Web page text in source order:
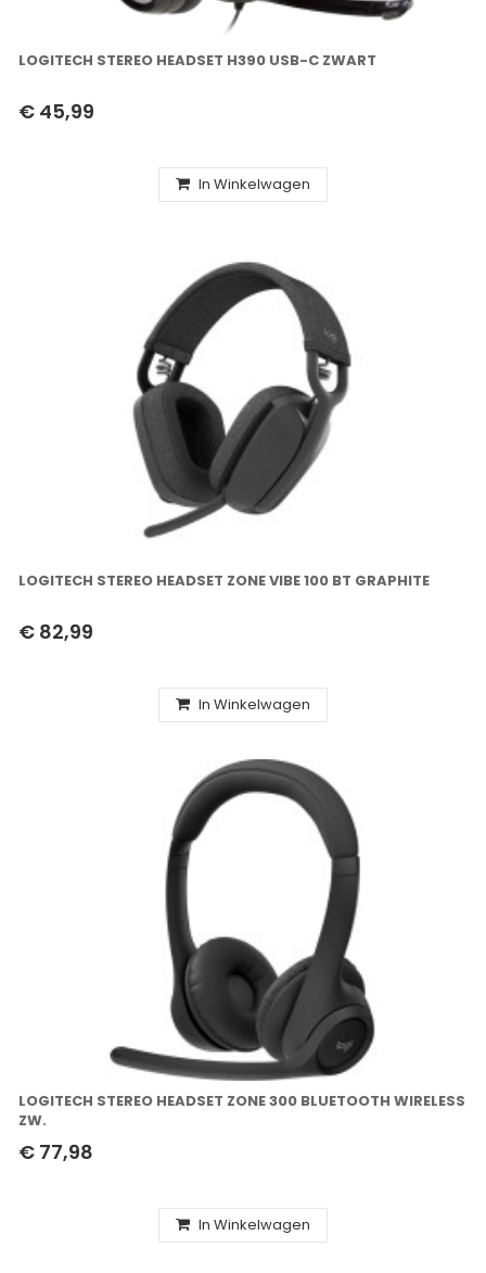
LOGITECH STEREO HEADSET H390 USB-C ZWART
€ 45,99
In Winkelwagen
LOGITECH STEREO HEADSET ZONE VIBE 100 BT GRAPHITE
€ 82,99
In Winkelwagen
LOGITECH STEREO HEADSET ZONE 300 BLUETOOTH WIRELESS
ZW.
€ 77,98
In Winkelwagen